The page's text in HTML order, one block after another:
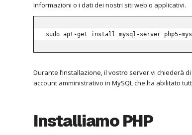
informazioni o i dati dei nostri siti web o applicativi.
sudo apt-get install mysql-server php5-
Durante l’installazione, il vostro server vi chiederà
account amministrativo in MySQL che ha abilitato
Installiamo PHP